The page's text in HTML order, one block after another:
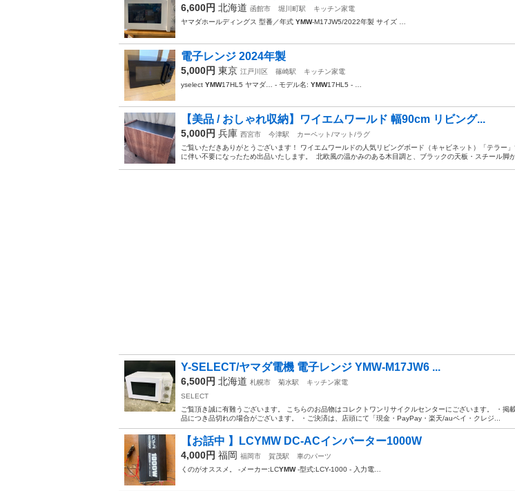
6,600円 北海道 函館市 堀川町駅
キッチン家電
ヤマダホールディングス 型番／年式 YMW-M17JW5/2022年製 サイズ …
電子レンジ 2024年製
5,000円 東京 江戸川区 篠崎駅
キッチン家電
yselect YMW17HL5 ヤマダ… - モデル名: YMW17HL5 - …
【美品 / おしゃれ収納】ワイエムワールド 幅90cm リビング...
5,000円 兵庫 西宮市 今津駅
カーペット/マット/ラグ
ご覧いただきありがとうございます！ ワイエムワールドの人気リビングボード（キャビネット）「テラー」
に伴い不要になったため出品いたします。 北欧風の温かみのある木目調と、ブラックの天板・スチール脚が
Y-SELECT/ヤマダ電機 電子レンジ YMW-M17JW6 ...
6,500円 北海道 札幌市 菊水駅
キッチン家電
SELECT
ご覧頂き誠に有難うございます。 こちらのお品物はコレクトワンリサイクルセンターにございます。 ・掲
品につき品切れの場合がございます。 ・ご決済は、店頭にて「現金・PayPay・楽天/auペイ・クレジ...
【お話中 】LCYMW DC-ACインバーター1000W
4,000円 福岡 福岡市 賀茂駅
車のパーツ
くのがオススメ。 -メーカー:LCYMW-型式:LCY-1000 - 入力電…